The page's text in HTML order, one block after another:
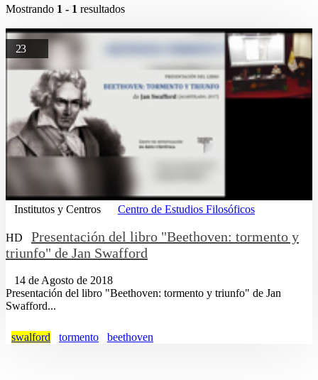
Mostrando 1 - 1 resultados
23
Institutos y Centros Centro de Estudios Filosóficos
HD
Presentación del libro "Beethoven: tormento y
triunfo" de Jan Swafford
14 de Agosto de 2018
Presentación del libro "Beethoven: tormento y triunfo" de Jan
Swafford...
swalford tormento beethoven